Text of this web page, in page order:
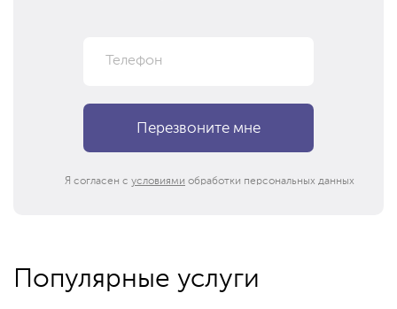
Я согласен с условиями обработки персональных данных
Популярные услуги